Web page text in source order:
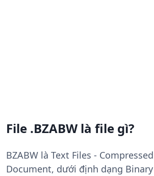
File .BZABW là file gì?
BZABW là Text Files -
Document, dưới định dạng